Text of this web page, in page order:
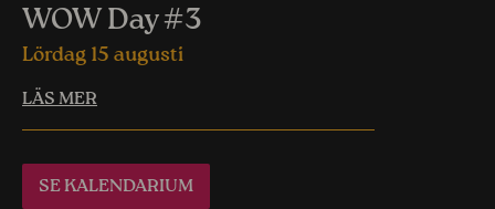
WOW Day #3
Lördag 15 augusti
LÄS MER
SE KALENDARIUM